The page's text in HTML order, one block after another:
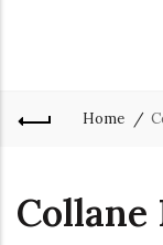
Home
Collane